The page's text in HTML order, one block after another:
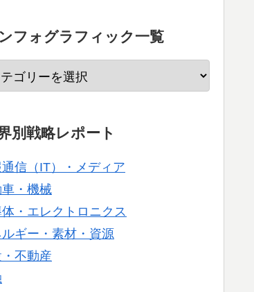
フォグラフィック一覧
別戦略レポート
信（IT）・メディア
車・機械
・エレクトロニクス
ギー・素材・資源
不動産